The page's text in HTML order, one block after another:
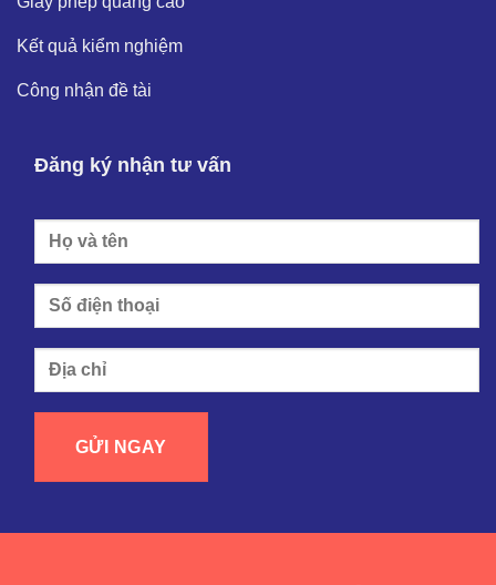
Kết quả kiểm nghiệm
Công nhận đề tài
Đăng ký nhận tư vấn